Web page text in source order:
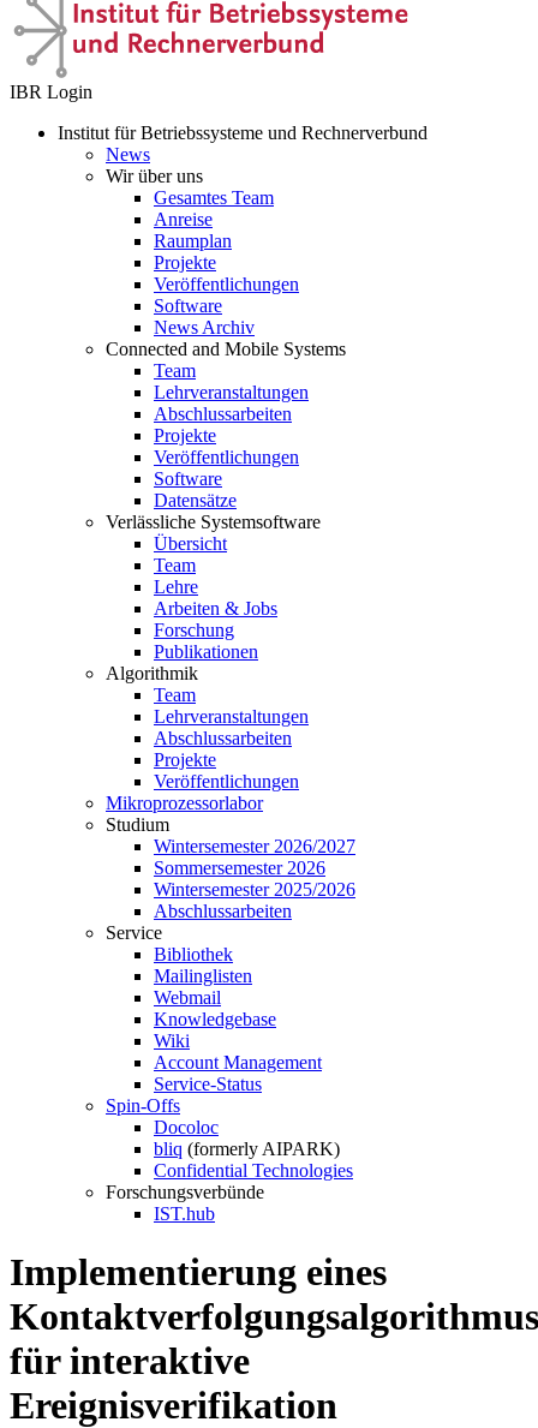
IBR Login
Institut für Betriebssysteme und Rechnerverbund
News
Wir über uns
Gesamtes Team
Anreise
Raumplan
Projekte
Veröffentlichungen
Software
News Archiv
Connected and Mobile Systems
Team
Lehrveranstaltungen
Abschlussarbeiten
Projekte
Veröffentlichungen
Software
Datensätze
Verlässliche Systemsoftware
Übersicht
Team
Lehre
Arbeiten & Jobs
Forschung
Publikationen
Algorithmik
Team
Lehrveranstaltungen
Abschlussarbeiten
Projekte
Veröffentlichungen
Mikroprozessorlabor
Studium
Wintersemester 2026/2027
Sommersemester 2026
Wintersemester 2025/2026
Abschlussarbeiten
Service
Bibliothek
Mailinglisten
Webmail
Knowledgebase
Wiki
Account Management
Service-Status
Spin-Offs
Docoloc
bliq (formerly AIPARK)
Confidential Technologies
Forschungsverbünde
IST.hub
Implementierung eines
Kontaktverfolgungsalgorithmus
für interaktive
Ereignisverifikation